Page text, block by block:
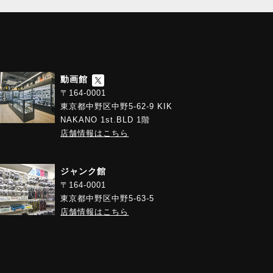
動画館
〒164-0001
東京都中野区中野5-62-9 KIK
NAKANO 1st.BLD 1階
店舗情報はこちら
ジャンク館
〒164-0001
東京都中野区中野5-63-5
店舗情報はこちら